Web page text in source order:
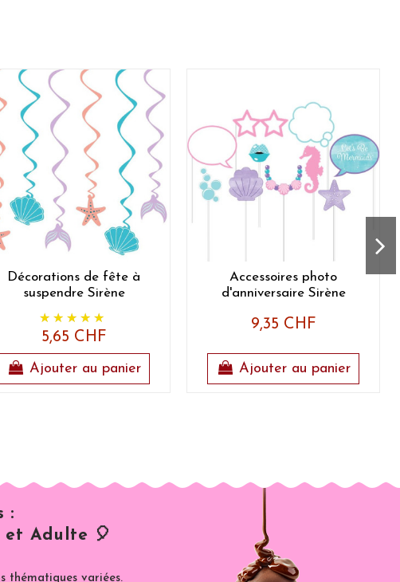
Décorations de fête à
suspendre Sirène
5,65 CHF
Ajouter au panier
Accessoires photo
d'anniversaire Sirène
9,35 CHF
Ajouter au panier
:
et Adulte 🎈
thématiques variées.